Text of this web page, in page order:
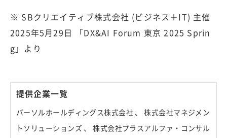
※ SBクリエイティブ株式会社 (ビジネス＋IT) 主催
2025年5月29日 「DX&AI Forum 東京 2025 Sprin
g」より
提供企業一覧
パーソルホールディングス株式会社 、 株式会社マネジメン
トソリューションズ 、 株式会社プラスアルファ・コンサル